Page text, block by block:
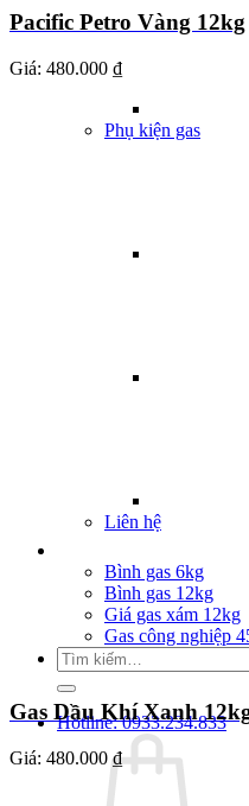
Phụ kiện gas
Liên hệ
Bình gas 6kg
Bình gas 12kg
Giá gas xám 12kg
Gas công nghiệp
Tìm
kiếm:
Hotline: 0933.234.833
Pacific Petro Vàng 12kg
Giá: 480.000 ₫
Gas Dầu Khí Xanh
Giá: 480.000 ₫